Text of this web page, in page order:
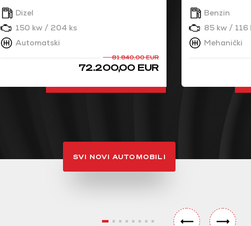
Dizel
150 kw / 204 ks
Automatski
81.840,00 EUR
72.200,00 EUR
Benzin
85 kw / 116
Mehanički
SVI NOVI AUTOMOBILI